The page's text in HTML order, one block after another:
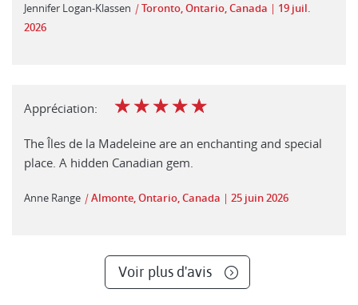
Jennifer Logan-Klassen |Toronto, Ontario, Canada
19 juil.
2026
Appréciation: ☆☆☆☆☆
The Îles de la Madeleine are an enchanting and special
place. A hidden Canadian gem.
Anne Range |Almonte, Ontario, Canada 25 juin 2026
Voir plus d'avis